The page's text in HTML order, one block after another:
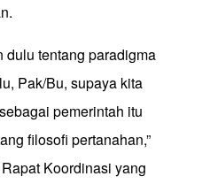
dulu tentang paradigma
Pak/Bu, supaya kita
pemerintah itu
filosofi pertanahan,”
Koordinasi yang